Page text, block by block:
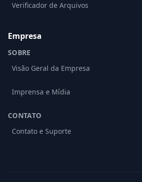
Verificador de Arquivos
Empresa
SOBRE
Visão Geral da Empresa
Imprensa e Mídia
CONTATO
Contato e Suporte